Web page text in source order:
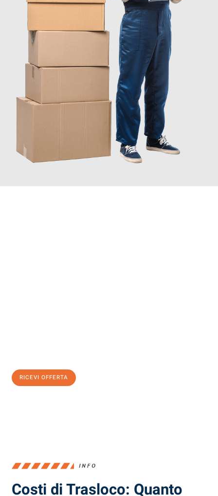
RICEVI OFFERTA
INFO
Costi di Trasloco: Quanto